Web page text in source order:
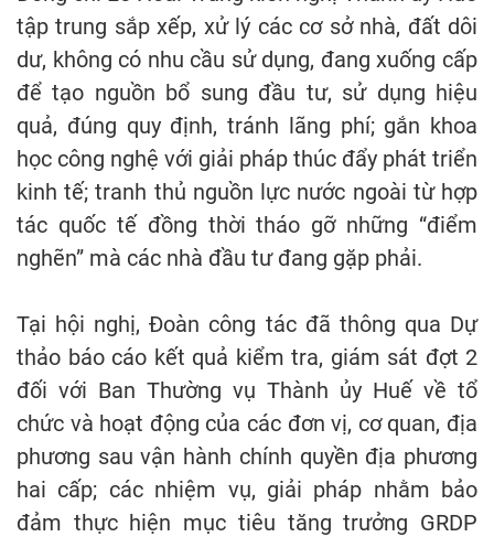
tập trung sắp xếp, xử lý các cơ sở nhà, đất dôi
dư, không có nhu cầu sử dụng, đang xuống cấp
để tạo nguồn bổ sung đầu tư, sử dụng hiệu
quả, đúng quy định, tránh lãng phí; gắn khoa
học công nghệ với giải pháp thúc đẩy phát triển
kinh tế; tranh thủ nguồn lực nước ngoài từ hợp
tác quốc tế đồng thời tháo gỡ những “điểm
nghẽn” mà các nhà đầu tư đang gặp phải.
Tại hội nghị, Đoàn công tác đã thông qua Dự
thảo báo cáo kết quả kiểm tra, giám sát đợt 2
đối với Ban Thường vụ Thành ủy Huế về tổ
chức và hoạt động của các đơn vị, cơ quan, địa
phương sau vận hành chính quyền địa phương
hai cấp; các nhiệm vụ, giải pháp nhằm bảo
đảm thực hiện mục tiêu tăng trưởng GRDP